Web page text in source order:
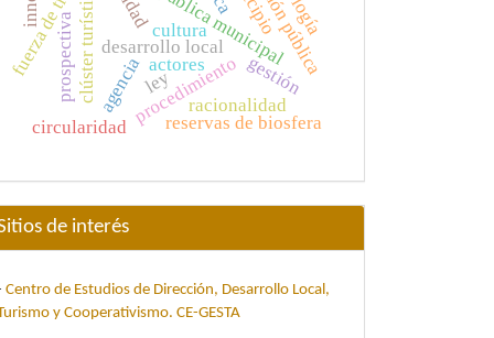
desarrollo local
clúster turístico procedimientogestión
reservas de biosfera
prospectiva actores
cultura
agencia
circularidad
ley
racionalidad
de interés
Centro de Estudios de Dirección, Desarrollo Local,
y Cooperativismo. CE-GESTA